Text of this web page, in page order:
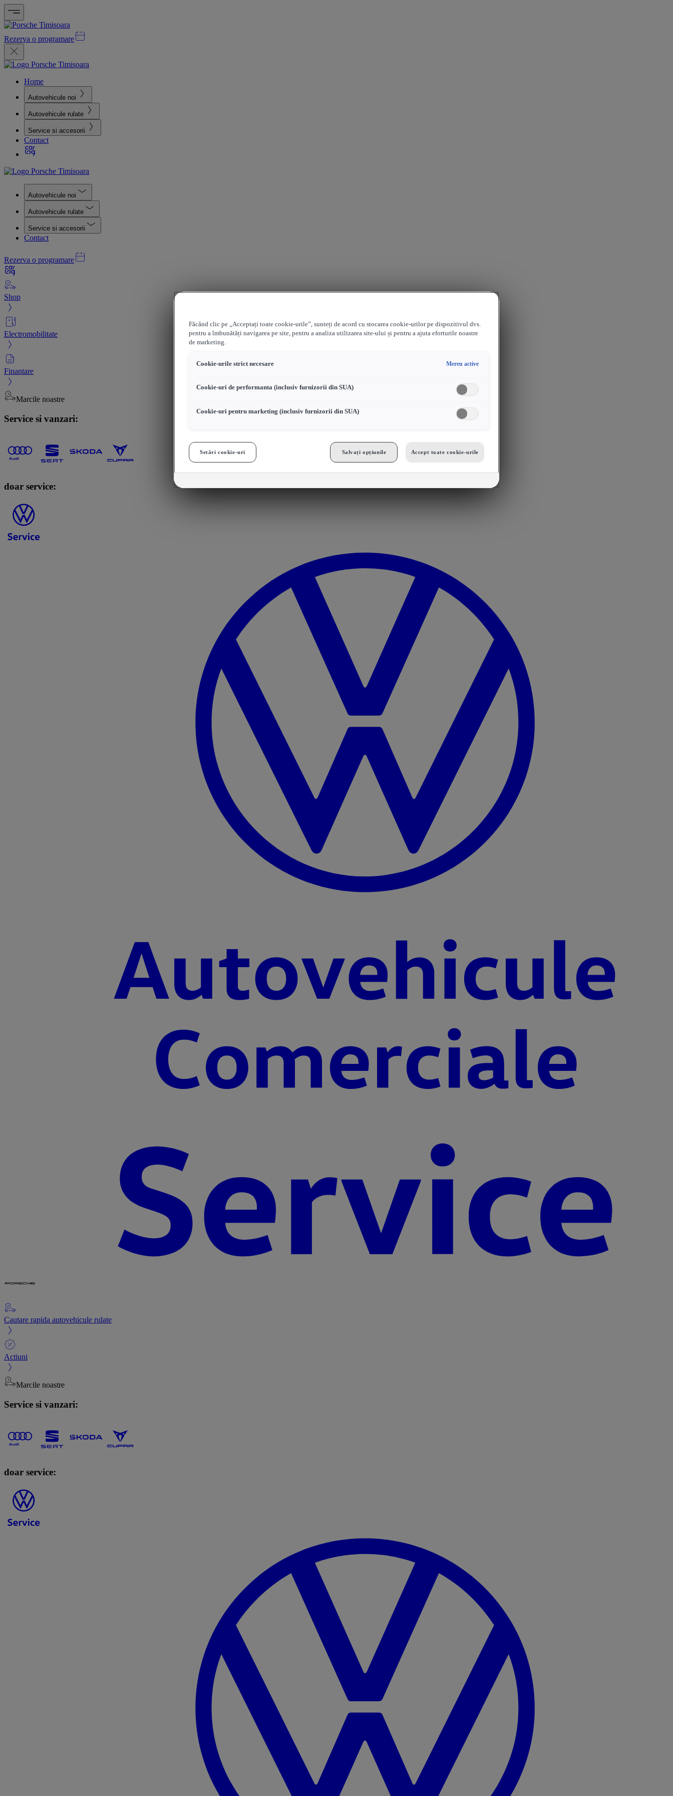
Rezerva o programare
Home
Autovehicule noi
Autovehicule rulate
Service si accesorii
Contact
Autovehicule noi
Autovehicule rulate
Service si accesorii
Contact
Rezerva o programare
Shop
Electromobilitate
Finantare
Marcile noastre
Service si vanzari:
doar service:
Cautare rapida autovehicule rulate
Actiuni
Marcile noastre
Service si vanzari:
doar service:
Făcând clic pe „Acceptați toate cookie-urile”, sunteți de acord cu stocarea cookie-urilor pe dispozitivul dvs.
pentru a îmbunătăți navigarea pe site, pentru a analiza utilizarea site-ului și pentru a ajuta eforturile noastre
de marketing.
Cookie-urile strict necesare Mereu active
Cookie-uri de performanta (inclusiv furnizorii din SUA)
Cookie-uri pentru marketing (inclusiv furnizorii din SUA)
Setări cookie-uri Salvați opțiunile Accept toate cookie-urile